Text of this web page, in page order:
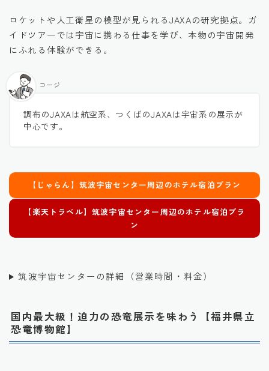
ロケットや人工衛星の模型が見られるJAXAの研究拠点。ガ
イドツアーでは宇宙に携わる仕事を学び、本物の宇宙開発
にふれる体験ができる。
調布のJAXAは航空系、つくばのJAXAは宇宙系の展示が
中心です。
コージ
【じゃらん】筑波宇宙センター周辺のホテル宿泊プラン
【楽天トラベル】筑波宇宙センター周辺のホテル宿泊プラ
ン
筑波宇宙センターの詳細（営業時間・料金）
国内最大級！迫力の恐竜展示を味わう【福井県立
恐竜博物館】